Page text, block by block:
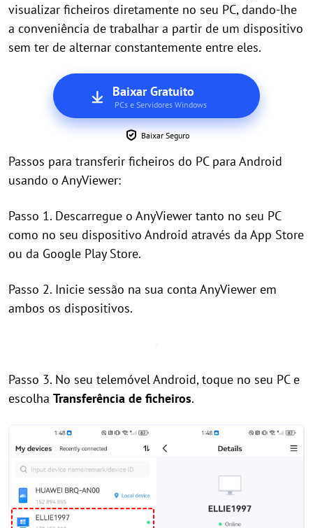
visualizar ficheiros diretamente no seu PC, dando-lhe
a conveniência de trabalhar a partir de um dispositivo
sem ter de alternar constantemente entre eles.
Baixar Gratuito
PCs e Servidores Windows
Baixar Seguro
Passos para transferir ficheiros do PC para Android
usando o AnyViewer:
Passo 1. Descarregue o AnyViewer tanto no seu PC
como no seu dispositivo Android através da App Store
ou da Google Play Store.
Passo 2. Inicie sessão na sua conta AnyViewer em
ambos os dispositivos.
Passo 3. No seu telemóvel Android, toque no seu PC e
escolha Transferência de ficheiros.